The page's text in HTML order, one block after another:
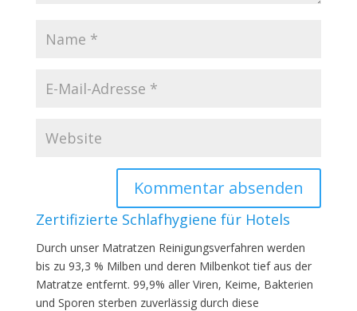
Zertifizierte Schlafhygiene für Hotels
Durch unser Matratzen Reinigungsverfahren werden
bis zu 93,3 % Milben und deren Milbenkot tief aus der
Matratze entfernt. 99,9% aller Viren, Keime, Bakterien
und Sporen sterben zuverlässig durch diese